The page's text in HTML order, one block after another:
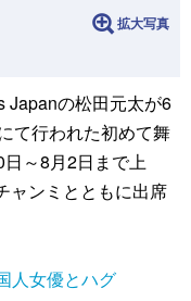
拡大写真
Japanの松田元太が6
て行われた初めて舞
～8月2日まで上
ャンミとともに出席
人女優とハグ